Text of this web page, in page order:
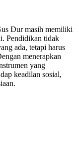
Dur masih memiliki
Pendidikan tidak
ada, tetapi harus
menerapkan
yang
keadilan sosial,